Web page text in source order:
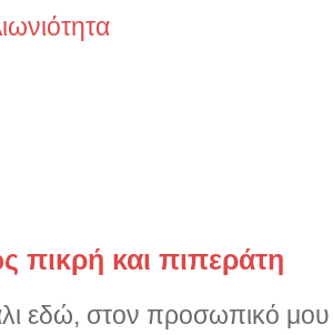
πικρή και πιπεράτη
εδώ, στον προσωπικό μου